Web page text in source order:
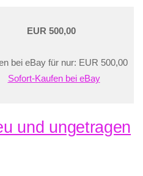
EUR 500,00
bei eBay für nur: EUR 500,00
Sofort-Kaufen bei eBay
und ungetragen